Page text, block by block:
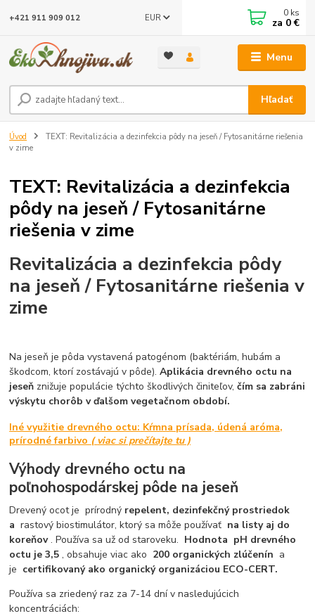
Menu
EUR
Hľadať
+421 911 909 012 0 ks
za 0 €
Úvod
TEXT: Revitalizácia a dezinfekcia pôdy na jeseň / Fytosanitárne riešenia
v zime
TEXT: Revitalizácia a dezinfekcia
pôdy na jeseň / Fytosanitárne
riešenia v zime
Revitalizácia a dezinfekcia pôdy
na jeseň / Fytosanitárne riešenia v
zime
Na jeseň je pôda vystavená patogénom (baktériám, hubám a
škodcom, ktorí zostávajú v pôde).Aplikácia drevného octu na
jeseň znižuje populácie týchto škodlivých činiteľov,čím sa zabráni
výskytu chorôb v ďalšom vegetačnom období.
Iné využitie drevného octu: Kŕmna prísada, údená aróma,
prírodné farbivo (viac si prečítajte tu)
Výhody drevného octu na
poľnohospodárskej pôde na jeseň
Drevený ocot je prírodný repelent, dezinfekčný prostriedok
a rastový biostimulátor, ktorý sa môže používať na listy aj do
koreňov. Používa sa už od staroveku. Hodnota pH drevného
octu je 3,5 , obsahuje viac ako 200 organických zlúčenín a
je certifikovaný ako organický organizáciou ECO-CERT.
Používa sa zriedený raz za 7-14 dní v nasledujúcich
koncentráciách: